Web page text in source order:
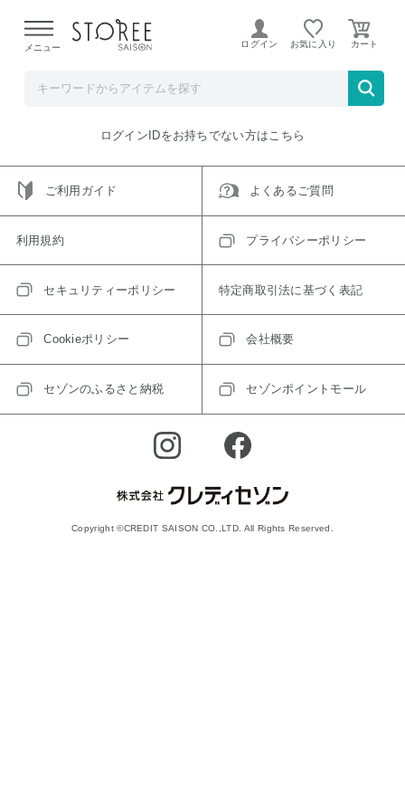
よる配送遅延が発生しております。
メニュー ログイン お気に入り
ご指定のアイテムは取り扱い終了、またはただいま取り扱い
トップへ戻る
ログインIDをお持ちでない方はこちら
ご利用ガイド よくあるご質問
利用規約 プライバシーポリシー
セキュリティーポリシー 特定商取引法に基づく表記
Cookieポリシー 会社概要
セゾンのふるさと納税 セゾンポイントモール
Copyright ©CREDIT SAISON CO.,LTD. All Rights Reserved.